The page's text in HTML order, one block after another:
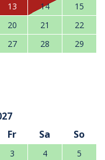
13 14
15
20 21
22
27 28
29
Fr Sa So
3 4
5